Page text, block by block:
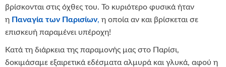
βρίσκονται στις όχθες του. Το κυριότερο φυσικά ήταν
η Παναγία των Παρισίων, η οποία αν και βρίσκεται σε
επισκευή παραμένει υπέροχη!
Κατά τη διάρκεια της παραμονής μας στο Παρίσι,
δοκιμάσαμε εξαιρετικά εδέσματα αλμυρά και γλυκά, αφού η